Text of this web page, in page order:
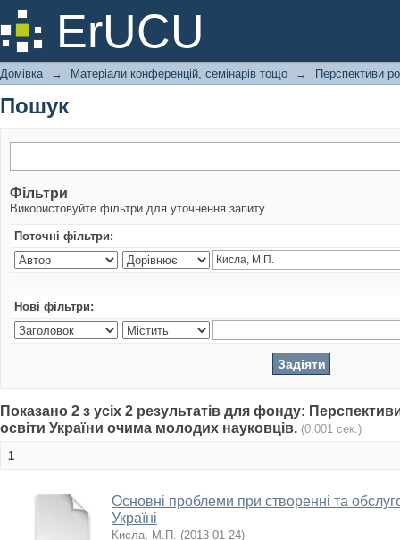
ErUCU
Пошук
Домівка → Матеріали конференцій, семінарів тощо → Перспективи
Пошук
Фільтри
Використовуйте фільтри для уточнення запиту.
Поточні фільтри:
Нові фільтри:
Показано 2 з усіх 2 результатів для фонду:
освіти України очима молодих науковців. (0.001 сек.)
1
Основні проблеми при створенні та
Україні
Кисла, М.П. (2013-01-24)